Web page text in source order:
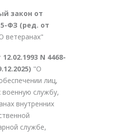
закон от
5-ФЗ (ред. от
ветеранах"
N 4468-
"О
лиц,
военную службу,
внутренних
службе,